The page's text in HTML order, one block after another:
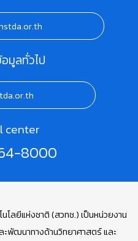
มูลทั่วไป
center
8000
โลยีแห่งชาติ (สวทช.) เป็นหน่วยงาน
พัฒนาทางด้านวิทยาศาสตร์ และ